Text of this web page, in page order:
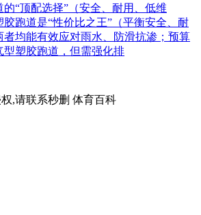
的“顶配选择”（安全、耐用、低维
跑道是“性价比之王”（平衡安全、耐
者均能有效应对雨水、防滑抗渗；预算
型塑胶跑道，但需强化排
,请联系秒删 体育百科